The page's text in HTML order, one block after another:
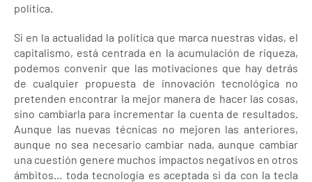
política.
Si en la actualidad la política que marca nuestras vidas, el
capitalismo, está centrada en la acumulación de riqueza,
podemos convenir que las motivaciones que hay detrás
de cualquier propuesta de innovación tecnológica no
pretenden encontrar la mejor manera de hacer las cosas,
sino cambiarla para incrementar la cuenta de resultados.
Aunque las nuevas técnicas no mejoren las anteriores,
aunque no sea necesario cambiar nada, aunque cambiar
una cuestión genere muchos impactos negativos en otros
ámbitos… toda tecnología es aceptada si da con la tecla